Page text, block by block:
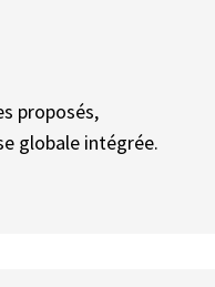
proposés,
globale intégrée.